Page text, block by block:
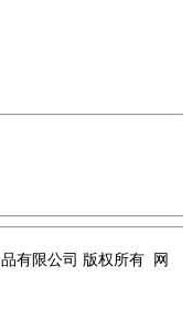
有限公司 版权所有 网